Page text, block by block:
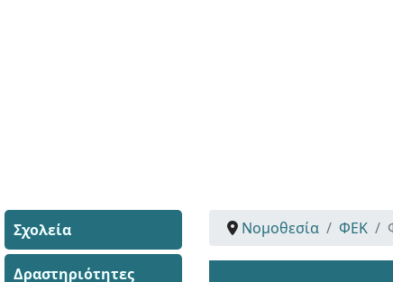
Σχολεία
Δραστηριότητες
Νομοθεσία ΦΕΚ